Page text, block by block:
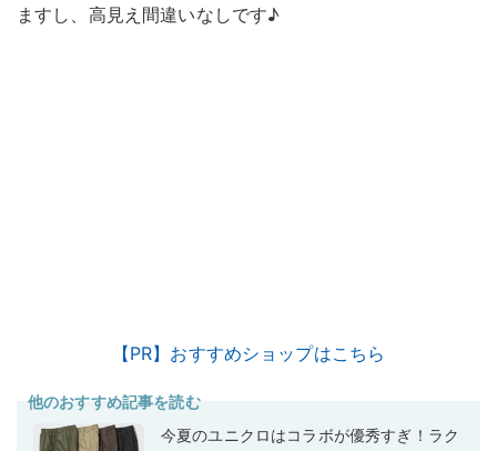
ますし、高見え間違いなしです♪
【PR】おすすめショップはこちら
他のおすすめ記事を読む
今夏のユニクロはコラボが優秀すぎ！ラク